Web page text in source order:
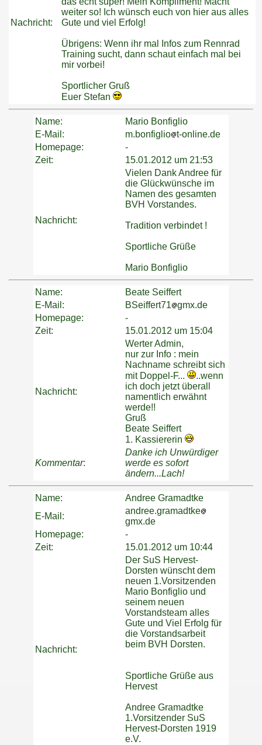
Nachricht:
weiter so! Ich wünsch euch von hier aus alles
Gute und viel Erfolg!
Übrigens: Wenn ihr mal Infos zum Rennrad
Training sucht, dann schaut einfach mal bei
mir vorbei!
Sportlicher Gruß
Euer Stefan
Name:
Mario Bonfiglio
E-Mail:
m.bonfiglio t-online.de
Homepage:
-
Zeit:
15.01.2012 um 21:53
Nachricht:
Vielen Dank Andree für
die Glückwünsche im
Namen des gesamten
BVH Vorstandes.
Tradition verbindet !
Sportliche Grüße
Mario Bonfiglio
Name:
Beate Seiffert
E-Mail:
BSeiffert71
gmx.de
Homepage:
-
Zeit:
15.01.2012 um 15:04
Nachricht:
Werter Admin,
nur zur Info : mein
Nachname schreibt sich
mit Doppel-F...
..wenn
ich doch jetzt überall
namentlich erwähnt
werde!!
Gruß
Beate Seiffert
1. Kassiererin
Kommentar:
Danke ich Unwürdiger
werde es sofort
ändern...Lach!
Name:
Andree Gramadtke
E-Mail:
andree.gramadtke
gmx.de
Homepage:
-
Zeit:
15.01.2012 um 10:44
Nachricht:
Der SuS Hervest-
Dorsten wünscht dem
neuen 1.Vorsitzenden
Mario Bonfiglio und
seinem neuen
Vorstandsteam alles
Gute und Viel Erfolg für
die Vorstandsarbeit
beim BVH Dorsten.
Sportliche Grüße aus
Hervest
Andree Gramadtke
1.Vorsitzender SuS
Hervest-Dorsten 1919
e.V.